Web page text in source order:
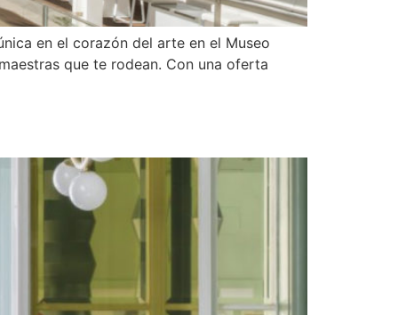
en el corazón del arte en el Museo
que te rodean. Con una oferta